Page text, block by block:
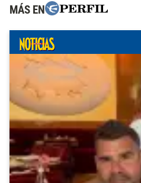
MÁS EN